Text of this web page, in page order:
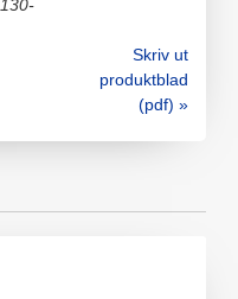
Skriv ut
produktblad
(pdf) »